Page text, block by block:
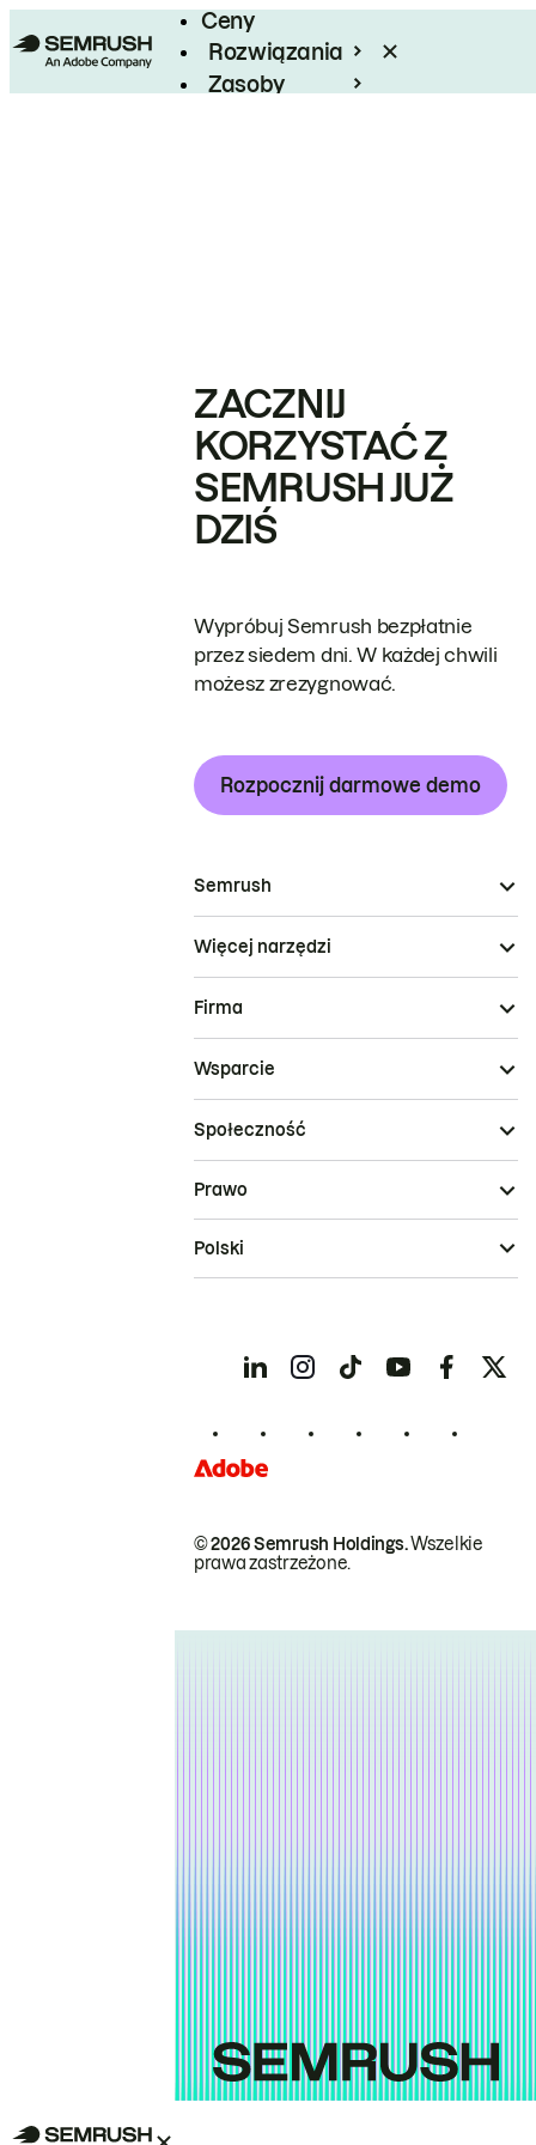
Ceny
Rozwiązania
Zasoby
ZACZNIJ
KORZYSTAĆ Z
SEMRUSH JUŻ
DZIŚ
Wypróbuj Semrush bezpłatnie
przez siedem dni. W każdej chwili
możesz zrezygnować.
Rozpocznij darmowe demo
Semrush
Więcej narzędzi
Firma
Wsparcie
Społeczność
© 2026 Semrush Holdings.Wszelkie
prawa zastrzeżone.
Prawo
Polski